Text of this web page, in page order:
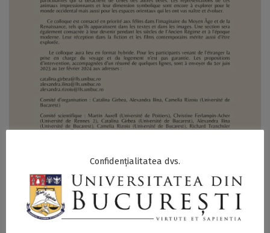
SECŢIUNE ACCESIBILIZATĂ PENTRU
PERSOANELE CU DIZABILITĂŢI DE VEDERE
Confidențialitatea dvs.